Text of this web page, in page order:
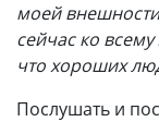
моей внешности
сейчас ко
что хороших
Послушать и